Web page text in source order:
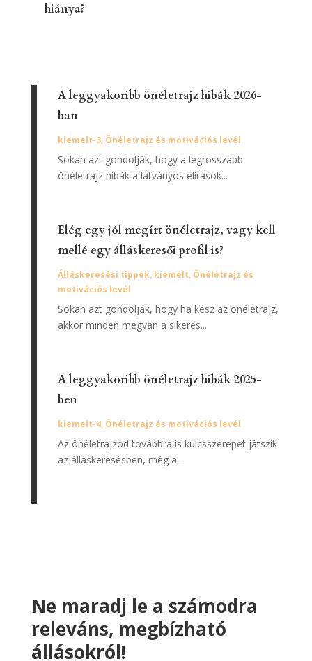
hiánya?
A leggyakoribb önéletrajz hibák 2026-
ban
kiemelt-3, Önéletrajz és motivációs levél
Sokan azt gondolják, hogy a legrosszabb
önéletrajz hibák a látványos elírások...
Elég egy jól megírt önéletrajz, vagy kell
mellé egy álláskeresői profil is?
Álláskeresési tippek, kiemelt, Önéletrajz és
motivációs levél
Sokan azt gondolják, hogy ha kész az önéletrajz,
akkor minden megvan a sikeres...
A leggyakoribb önéletrajz hibák 2025-
ben
kiemelt-4, Önéletrajz és motivációs levél
Az önéletrajzod továbbra is kulcsszerepet játszik
az álláskeresésben, még a...
Ne maradj le a számodra
releváns, megbízható
állásokról!